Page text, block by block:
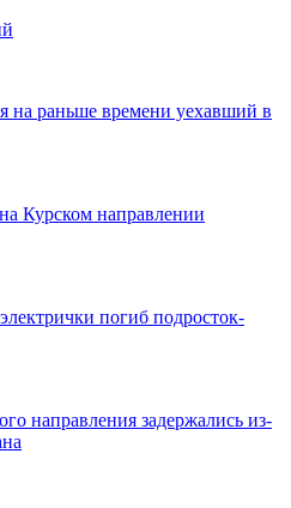
на раньше времени уехавший в
Курском направлении
погиб подросток-
направления задержались из-